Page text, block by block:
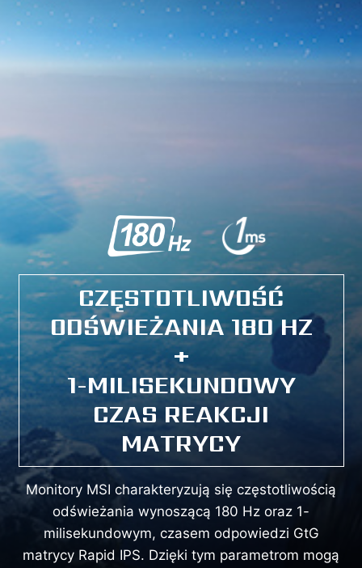
CZĘSTOTLIWOŚĆ
ODŚWIEŻANIA 180 HZ
+
1-MILISEKUNDOWY
CZAS REAKCJI
MATRYCY
Monitory MSI charakteryzują się częstotliwością
odświeżania wynoszącą 180 Hz oraz 1-
milisekundowym, czasem odpowiedzi GtG
matrycy Rapid IPS. Dzięki tym parametrom mogą